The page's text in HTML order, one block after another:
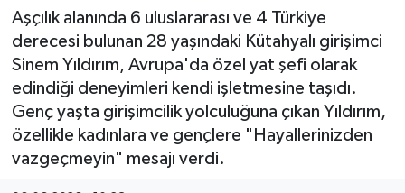
Aşçılık alanında 6 uluslararası ve 4 Türkiye
derecesi bulunan 28 yaşındaki Kütahyalı girişimci
Sinem Yıldırım, Avrupa'da özel yat şefi olarak
edindiği deneyimleri kendi işletmesine taşıdı.
Genç yaşta girişimcilik yolculuğuna çıkan Yıldırım,
özellikle kadınlara ve gençlere "Hayallerinizden
vazgeçmeyin" mesajı verdi.
Ekonomi
Eleman
Emlak
Gündem
Son Dakika Haberleri
Haber Arşivi